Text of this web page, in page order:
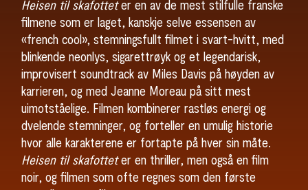
Heisen til skafotteter en av de mest stilfulle franske
filmene som er laget, kanskje selve essensen av
«french cool», stemningsfullt filmet i svart-hvitt, med
blinkende neonlys, sigarettrøyk og et legendarisk,
improvisert soundtrack av Miles Davis på høyden av
karrieren, og med Jeanne Moreau på sitt mest
uimotståelige. Filmen kombinerer rastløs energi og
dvelende stemninger, og forteller en umulig historie
hvor alle karakterene er fortapte på hver sin måte.
Heisen til skafotteter en thriller, men også en film
noir, og filmen som ofte regnes som den første